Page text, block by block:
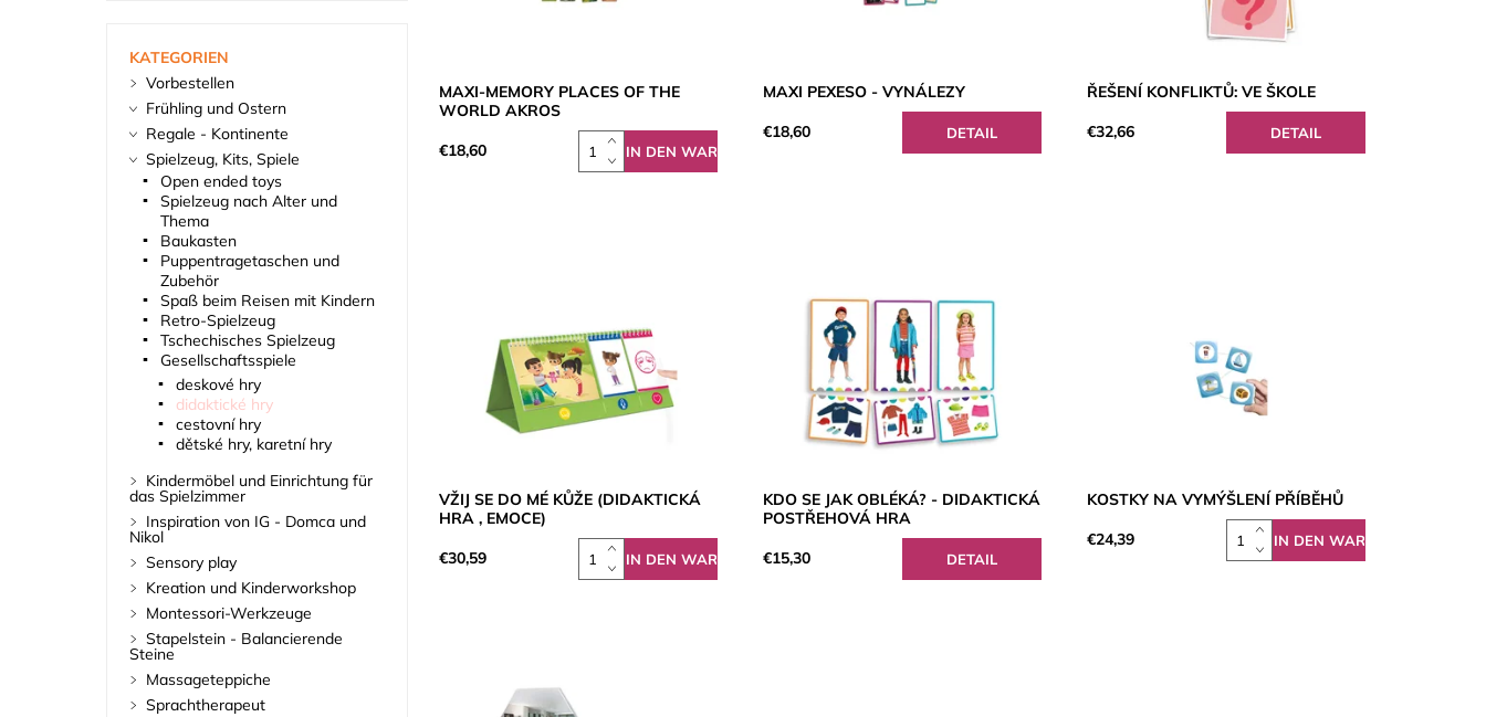
MAXI-MEMORY PLACES OF THE
WORLD AKROS
€18,60
MAXI PEXESO - VYNÁLEZY
€18,60 DETAIL
ŘEŠENÍ KONFLIKTŮ: VE ŠKOLE
€32,66 DETAIL
VŽIJ SE DO MÉ KŮŽE (DIDAKTICKÁ
HRA , EMOCE)
€30,59
KDO SE JAK OBLÉKÁ? - DIDAKTICKÁ
POSTŘEHOVÁ HRA
€15,30 DETAIL
KOSTKY NA VYMÝŠLENÍ PŘÍBĚHŮ
€24,39
KATEGORIEN
Vorbestellen
Frühling und Ostern
Regale - Kontinente
Spielzeug, Kits, Spiele
Open ended toys
Spielzeug nach Alter und
Thema
Baukasten
Puppentragetaschen und
Zubehör
Spaß beim Reisen mit Kindern
Retro-Spielzeug
Tschechisches Spielzeug
Gesellschaftsspiele
deskové hry
didaktické hry
cestovní hry
dětské hry, karetní hry
Kindermöbel und Einrichtung für
das Spielzimmer
Inspiration von IG - Domca und
Nikol
Sensory play
Kreation und Kinderworkshop
Montessori-Werkzeuge
Stapelstein - Balancierende
Steine
Massageteppiche
Sprachtherapeut